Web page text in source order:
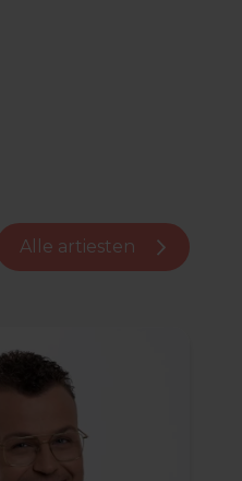
Alle artiesten